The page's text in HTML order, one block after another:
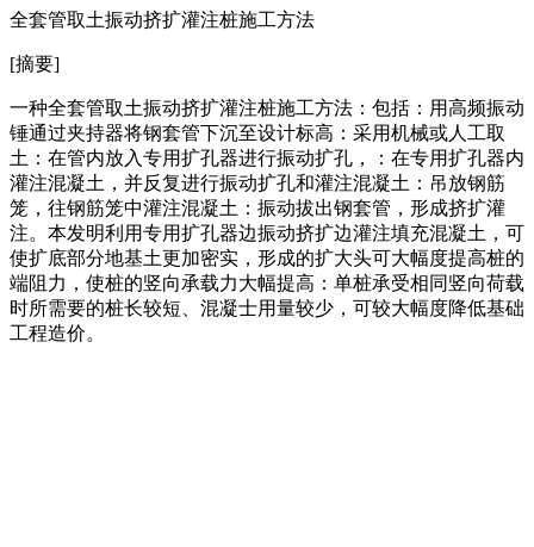
全套管取土振动挤扩灌注桩施工方法
[摘要]
一种全套管取土振动挤扩灌注桩施工方法：包括：用高频振动
锤通过夹持器将钢套管下沉至设计标高：采用机械或人工取
土：在管内放入专用扩孔器进行振动扩孔，：在专用扩孔器内
灌注混凝土，并反复进行振动扩孔和灌注混凝土：吊放钢筋
笼，往钢筋笼中灌注混凝土：振动拔出钢套管，形成挤扩灌
注。本发明利用专用扩孔器边振动挤扩边灌注填充混凝土，可
使扩底部分地基土更加密实，形成的扩大头可大幅度提高桩的
端阻力，使桩的竖向承载力大幅提高：单桩承受相同竖向荷载
时所需要的桩长较短、混凝士用量较少，可较大幅度降低基础
工程造价。